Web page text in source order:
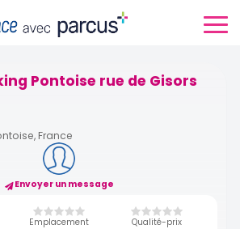
Pontoise rue de Gisors
France
Envoyer un message
Emplacement Qualité-prix